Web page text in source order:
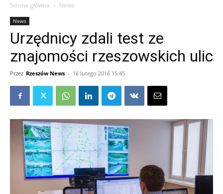
Strona główna News
News
Urzędnicy zdali test ze
znajomości rzeszowskich ulic
Przez Rzeszów News - 16 lutego 2016 15:45